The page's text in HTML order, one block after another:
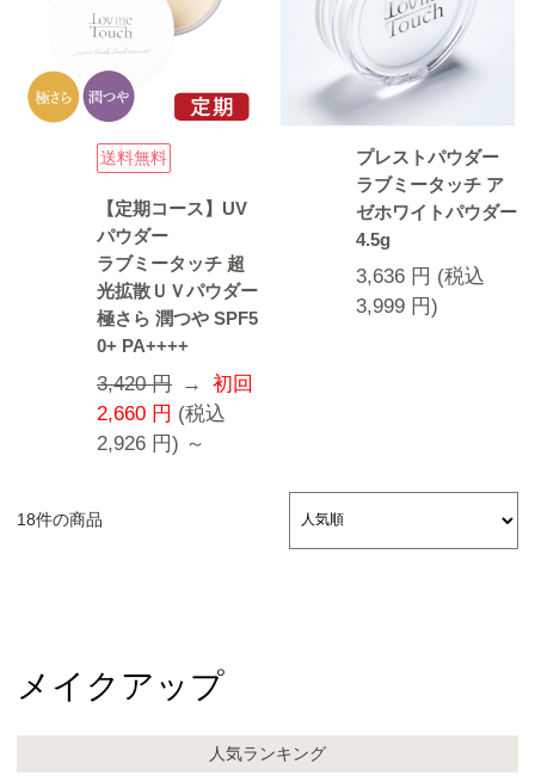
送料無料
【定期コース】UV
パウダー
ラブミータッチ 超
光拡散ＵＶパウダー
極さら 潤つや SPF5
0+ PA++++
3,420 円 →
初回
2,660 円 (税込
2,926 円) ～
プレストパウダー
ラブミータッチ ア
ゼホワイトパウダー
4.5g
3,636 円 (税込
3,999 円)
18件の商品
メイクアップ
人気ランキング